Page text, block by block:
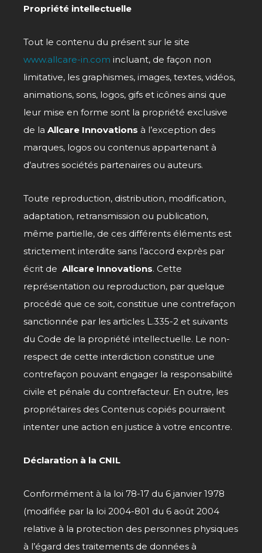
Propriété intellectuelle
Tout le contenu du présent sur le site
www.allcare-in.com incluant, de façon non
limitative, les graphismes, images, textes, vidéos,
animations, sons, logos, gifs et icônes ainsi que
leur mise en forme sont la propriété exclusive
de laAllcare Innovations à l’exception des
marques, logos ou contenus appartenant à
d’autres sociétés partenaires ou auteurs.
Toute reproduction, distribution, modification,
adaptation, retransmission ou publication,
même partielle, de ces différents éléments est
strictement interdite sans l’accord exprès par
écrit de Allcare Innovations. Cette
représentation ou reproduction, par quelque
procédé que ce soit, constitue une contrefaçon
sanctionnée par les articles L.335-2 et suivants
du Code de la propriété intellectuelle. Le non-
respect de cette interdiction constitue une
contrefaçon pouvant engager la responsabilité
civile et pénale du contrefacteur. En outre, les
propriétaires des Contenus copiés pourraient
intenter une action en justice à votre encontre.
Déclaration à la CNIL
Conformément à la loi 78-17 du 6 janvier 1978
(modifiée par la loi 2004-801 du 6 août 2004
relative à la protection des personnes physiques
à l’égard des traitements de données à